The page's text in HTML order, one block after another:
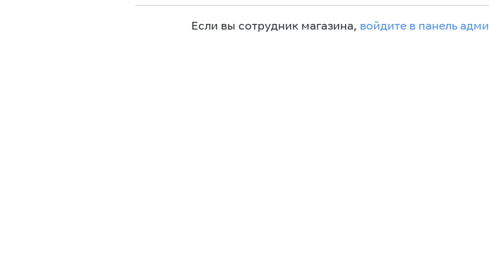
Если вы сотрудник магазина, войдите в панель